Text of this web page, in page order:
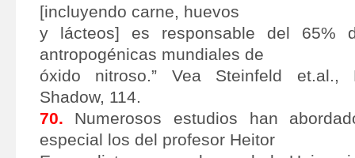
[incluyendo carne, huevos
y lácteos] es responsable del 65%
antropogénicas mundiales de
óxido nitroso.” Vea Steinfeld et.al.,
Shadow, 114.
70. Numerosos estudios han
especial los del profesor Heitor